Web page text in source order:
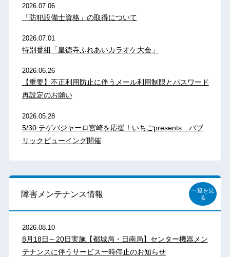
2026.07.06
「防犯設備士資格」の取得について
2026.07.01
特別番組「皇徳寺ふれあいカラオケ大会」
2026.06.26
【重要】不正利用防止に伴うメール利用制限とパスワード
再設定のお願い
2026.05.28
5/30 テゲバジャーロ宮崎を応援！いちごpresents パブ
リックビューイング開催
障害メンテナンス情報
一覧を見
る
2026.08.10
8月18日～20日実施【都城局・日南局】センター機器メン
テナンスに伴うサービス一時停止のお知らせ